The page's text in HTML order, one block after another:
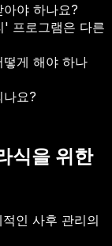
야 하나요?
' 프로그램은 다른
게 해야 하나
요?
식을 위한
인 사후 관리의